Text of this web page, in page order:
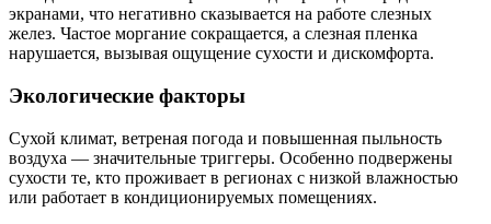
экранами, что негативно сказывается на работе слезных
желез. Частое моргание сокращается, а слезная пленка
нарушается, вызывая ощущение сухости и дискомфорта.
Экологические факторы
Сухой климат, ветреная погода и повышенная пыльность
воздуха — значительные триггеры. Особенно подвержены
сухости те, кто проживает в регионах с низкой влажностью
или работает в кондиционируемых помещениях.